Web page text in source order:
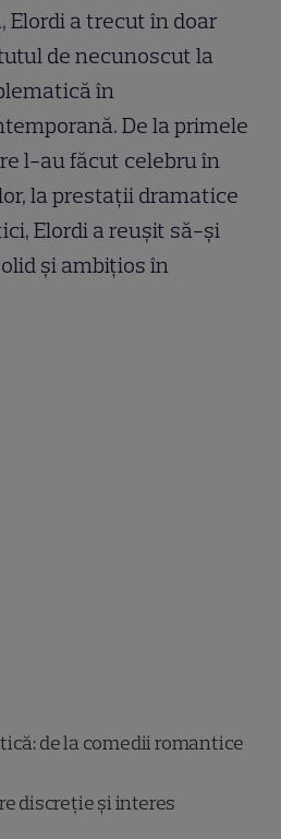
Elordi a trecut în doar
de necunoscut la
în
De la primele
l-au făcut celebru în
la prestații dramatice
Elordi a reușit să-și
și ambițios în
de la comedii romantice
discreție și interes